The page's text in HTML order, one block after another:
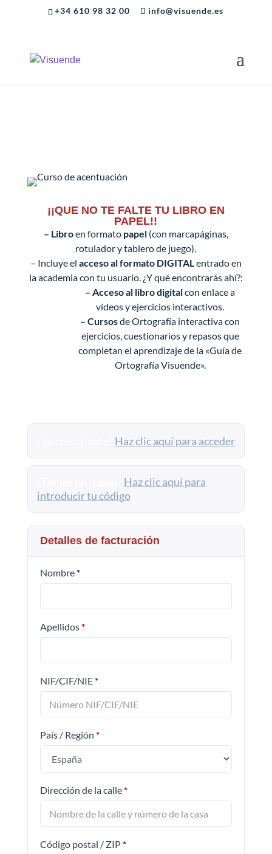
+34 610 98 32 00 info@visuende.es
¡¡QUE NO TE FALTE TU LIBRO EN
PAPEL!!
– Libroen formato papel (con marcapáginas,
rotulador y tablero de juego).
– Incluye el acceso al formato DIGITALentrado en
la academia con tu usuario. ¿Y qué encontrarás ahí?:
– Acceso al libro digitalcon enlace a
vídeos y ejercicios interactivos.
– Cursosde Ortografía interactiva con
ejercicios, cuestionarios y repasos que
completan el aprendizaje de la «Guía de
Ortografía Visuende».
Haz clic aquí para acceder
Haz clic aquí para
introducir tu código
Detalles de facturación
Nombre*
Apellidos*
NIF/CIF/NIE*
País / Región *
Dirección de la calle*
Código postal / ZIP*